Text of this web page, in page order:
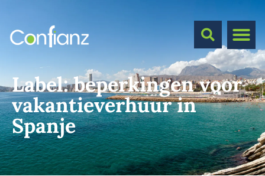
Label:beperkingen voor
vakantieverhuur in
Spanje